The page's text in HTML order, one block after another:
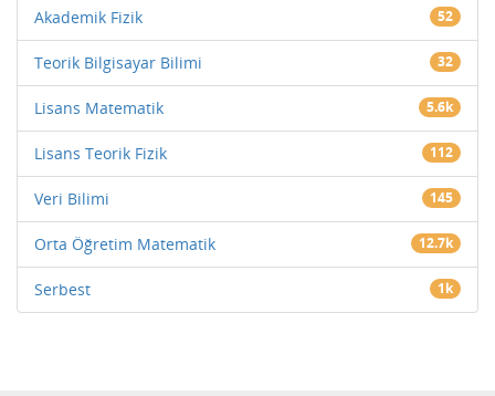
Akademik Fizik 52
Teorik Bilgisayar Bilimi 32
Lisans Matematik 5.6k
Lisans Teorik Fizik 112
Veri Bilimi 145
Orta Öğretim Matematik 12.7k
Serbest 1k